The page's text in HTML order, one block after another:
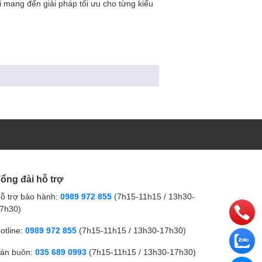
đến giải pháp tối ưu cho từng kiểu
Một số dạng phổ biến gồm: lưỡi câu
câu cá lớn hoặc câu biển.
khi câu cá rô, cá diếc ở ao hồ; lưỡi to,
hồ nước sâu để đảm bảo khả năng giữ
đài hỗ trợ
trợ bảo hành: 0989 972 855 (7h15-11h15 / 13h30-
0989 972 855 (7h15-11h15 / 13h30-17h30)
buôn: 035 689 0993 (7h15-11h15 / 13h30-17h30)